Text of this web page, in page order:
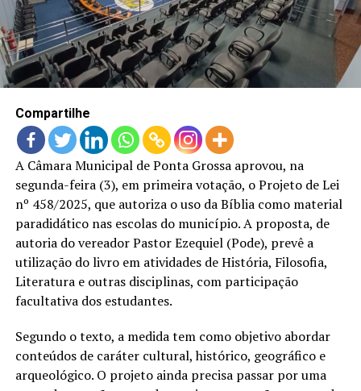
Compartilhe
A Câmara Municipal de Ponta Grossa aprovou, na
segunda-feira (3), em primeira votação, o Projeto de Lei
nº 458/2025, que autoriza o uso da Bíblia como material
paradidático nas escolas do município. A proposta, de
autoria do vereador Pastor Ezequiel (Pode), prevê a
utilização do livro em atividades de História, Filosofia,
Literatura e outras disciplinas, com participação
facultativa dos estudantes.
Segundo o texto, a medida tem como objetivo abordar
conteúdos de caráter cultural, histórico, geográfico e
arqueológico. O projeto ainda precisa passar por uma